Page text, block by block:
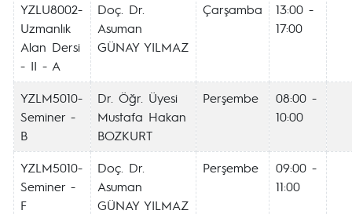
YZLU8002-
Uzmanlık
Alan Dersi
- II - A
Doç. Dr.
Asuman
GÜNAY YILMAZ
Çarşamba
13:00 -
17:00
YZLM5010-
Seminer -
B
Dr. Öğr. Üyesi
Mustafa Hakan
BOZKURT
Perşembe
08:00 -
10:00
YZLM5010-
Seminer -
F
Doç. Dr.
Asuman
GÜNAY YILMAZ
Perşembe
09:00 -
11:00